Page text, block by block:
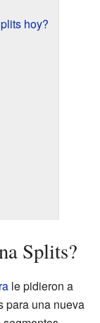
hoy?
Splits?
le pidieron a
para una nueva